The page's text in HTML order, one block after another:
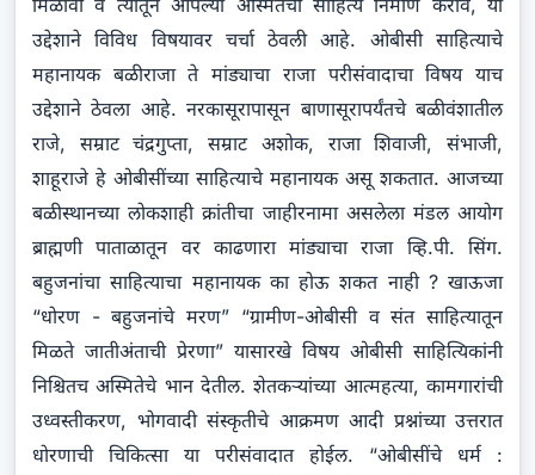
उद्देशाने विविध विषयावर चर्चा ठेवली आहे. ओबीसी साहित्याचे
महानायक बळीराजा ते मांड्याचा राजा परीसंवादाचा विषय याच
उद्देशाने ठेवला आहे. नरकासूरापासून बाणासूरापर्यंतचे बळीवंशातील
राजे, सम्राट चंद्रगुप्ता, सम्राट अशोक, राजा शिवाजी, संभाजी,
शाहूराजे हे ओबीसींच्या साहित्याचे महानायक असू शकतात. आजच्या
बळीस्थानच्या लोकशाही क्रांतीचा जाहीरनामा असलेला मंडल आयोग
ब्राह्मणी पाताळातून वर काढणारा मांड्याचा राजा व्हि.पी. सिंग.
बहुजनांचा साहित्याचा महानायक का होऊ शकत नाही ? खाऊजा
“धोरण - बहुजनांचे मरण” “ग्रामीण-ओबीसी व संत साहित्यातून
मिळते जातीअंताची प्रेरणा” यासारखे विषय ओबीसी साहित्यिकांनी
निश्चितच अस्मितेचे भान देतील. शेतकऱ्यांच्या आत्महत्या, कामगारांची
उध्वस्तीकरण, भोगवादी संस्कृतीचे आक्रमण आदी प्रश्नांच्या उत्तरात
धोरणाची चिकित्सा या परीसंवादात होईल. “ओबीसींचे धर्म :